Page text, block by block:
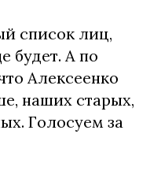
список лиц,
будет. А по
Алексеенко
наших старых,
Голосуем за